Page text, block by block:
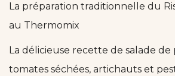
La préparation traditionnelle du
au Thermomix
La délicieuse recette de salade de
tomates séchées, artichauts et